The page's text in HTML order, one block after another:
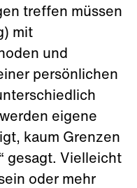
treffen müssen
mit
und
persönlichen
eigene
kaum Grenzen
gesagt. Vielleicht
oder mehr